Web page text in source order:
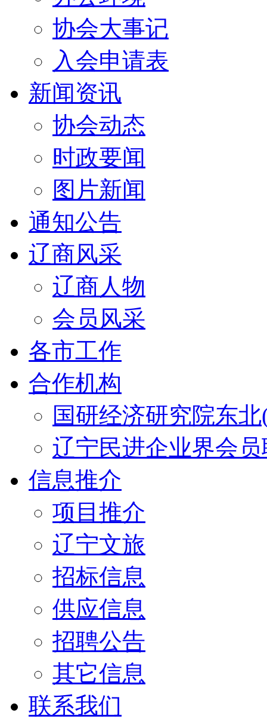
协会大事记
入会申请表
新闻资讯
协会动态
时政要闻
图片新闻
通知公告
辽商风采
辽商人物
会员风采
各市工作
合作机构
国研经济研究院东
辽宁民进企业界会
信息推介
项目推介
辽宁文旅
招标信息
供应信息
招聘公告
其它信息
联系我们